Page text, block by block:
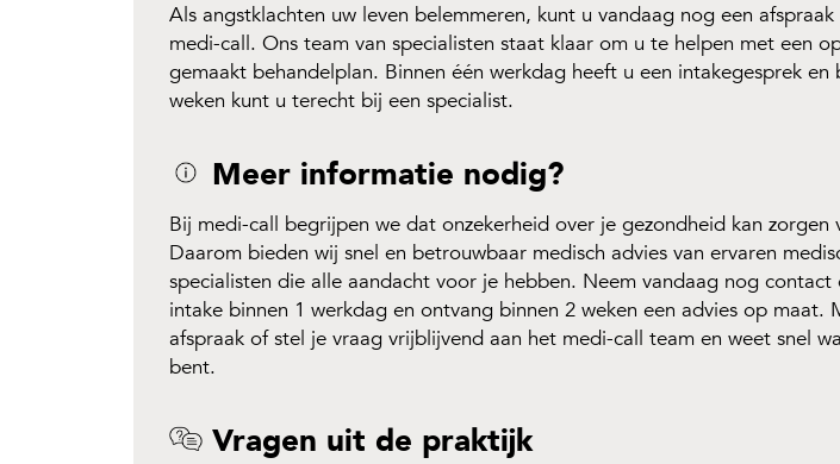
Als angstklachten uw leven belemmeren, kunt u vandaag nog een
medi-call. Ons team van specialisten staat klaar om u te helpen met een
gemaakt behandelplan. Binnen één werkdag heeft u een intakegesprek en
weken kunt u terecht bij een specialist.
Meer informatie nodig?
Bij medi-call begrijpen we dat onzekerheid over je gezondheid kan zorgen
Daarom bieden wij snel en betrouwbaar medisch advies van ervaren
specialisten die alle aandacht voor je hebben. Neem vandaag nog contact
intake binnen 1 werkdag en ontvang binnen 2 weken een advies op maat.
afspraak of stel je vraag vrijblijvend aan het medi-call team en weet snel
bent​​.
Vragen uit de praktijk